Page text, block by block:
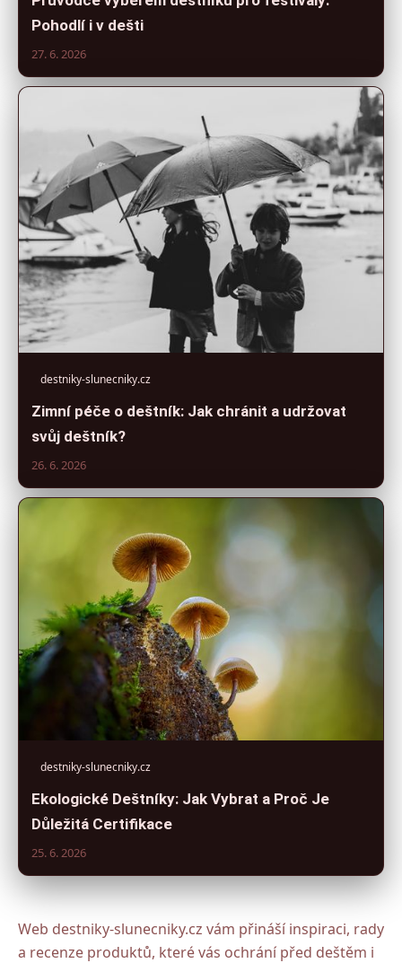
Pohodlí i v dešti
27. 6. 2026
destniky-slunecniky.cz
Zimní péče o deštník: Jak chránit a udržovat
svůj deštník?
26. 6. 2026
destniky-slunecniky.cz
Ekologické Deštníky: Jak Vybrat a Proč Je
Důležitá Certifikace
25. 6. 2026
Web destniky-slunecniky.cz vám přináší inspiraci, rady
a recenze produktů, které vás ochrání před deštěm i